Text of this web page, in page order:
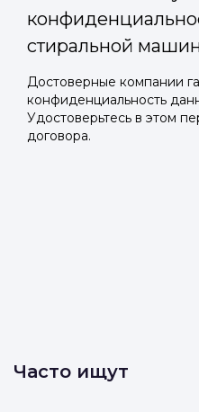
стиральной
Достоверные компании
конфиденциальность
Удостоверьтесь в этом
договора.
Часто ищут